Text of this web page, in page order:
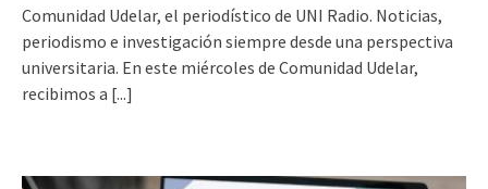
Comunidad Udelar, el periodístico de UNI Radio. Noticias,
periodismo e investigación siempre desde una perspectiva
universitaria. En este miércoles de Comunidad Udelar,
recibimos a [...]